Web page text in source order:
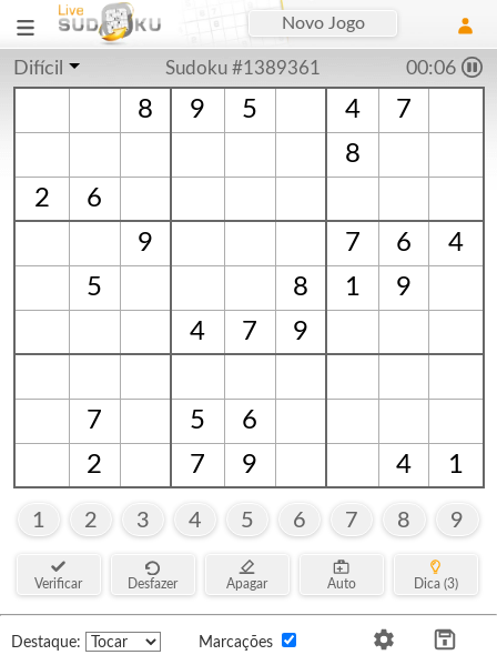
Novo Jogo
Difícil Sudoku #1389361 00:06
8 9 5 4
7
8
2
6
9
7 6
4
5
8 1
9
4
7 9
7 5
6
2
7 9 4 1
1 2 3 4 5 6 7 8 9
Verificar Desfazer Apagar Auto Dica (3)
Destaque: Marcações